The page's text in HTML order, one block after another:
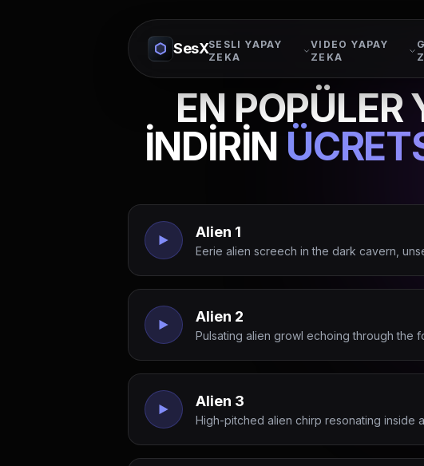
SesXSESLI YAPAY
ZEKA
VIDEO YAPAY
ZEKA
EN POPÜLER
İNDİRİN
Alien 1
Eerie alien screech in the dark cavern,
Alien 2
Pulsating alien growl echoing through the
Alien 3
High-pitched alien chirp resonating inside